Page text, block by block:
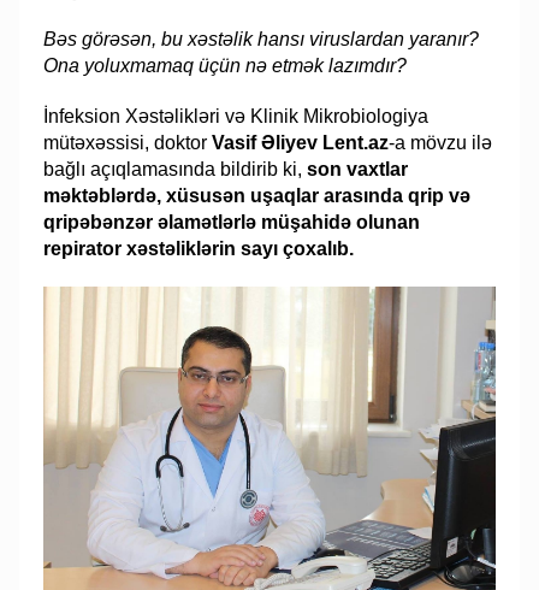
Bəs görəsən, bu xəstəlik hansı viruslardan yaranır?
Ona yoluxmamaq üçün nə etmək lazımdır?
İnfeksion Xəstəlikləri və Klinik Mikrobiologiya
mütəxəssisi, doktorVasif Əliyev Lent.az-a mövzu ilə
bağlı açıqlamasında bildirib ki, son vaxtlar
məktəblərdə, xüsusən uşaqlar arasında qrip və
qripəbənzər əlamətlərlə müşahidə olunan
repirator xəstəliklərin sayı çoxalıb.